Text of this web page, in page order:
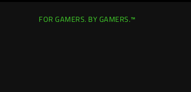
FOR GAMERS. BY GAMERS.™